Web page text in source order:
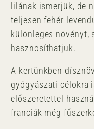
lilának ismerjük, de
teljesen fehér
különleges növényt,
hasznosíthatjuk.
A kertünkben
gyógyászati célokra
előszeretettel
franciák még